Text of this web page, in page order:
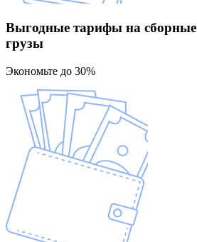
Выгодные тарифы на сборные
грузы
Экономьте до 30%